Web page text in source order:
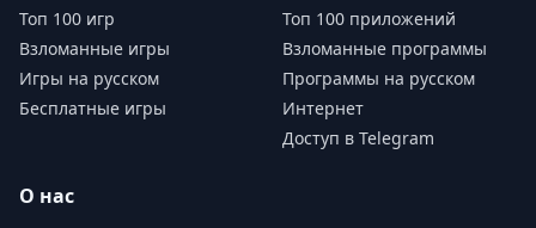
Топ 100 игр
Взломанные игры
Игры на русском
Бесплатные игры
Топ 100 приложений
Взломанные программы
Программы на русском
Интернет
Доступ в Telegram
О нас